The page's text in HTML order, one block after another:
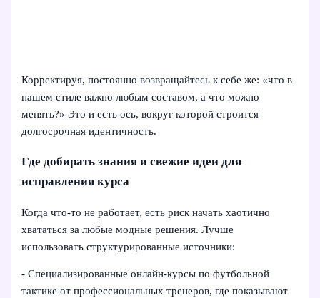
Корректируя, постоянно возвращайтесь к себе же: «что в
нашем стиле важно любым составом, а что можно
менять?» Это и есть ось, вокруг которой строится
долгосрочная идентичность.
Где добирать знания и свежие идеи для
исправления курса
Когда что-то не работает, есть риск начать хаотично
хвататься за любые модные решения. Лучше
использовать структурированные источники:
- Специализированные онлайн-курсы по футбольной
тактике от профессиональных тренеров, где показывают